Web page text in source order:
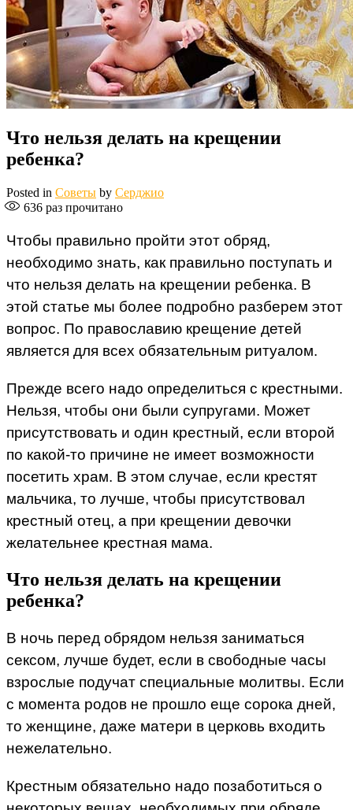
Что нельзя делать на крещении
ребенка?
Posted in Советы by Серджио
636 раз прочитано
Чтобы правильно пройти этот обряд,
необходимо знать, как правильно поступать и
что нельзя делать на крещении ребенка. В
этой статье мы более подробно разберем этот
вопрос. По православию крещение детей
является для всех обязательным ритуалом.
Прежде всего надо определиться с крестными.
Нельзя, чтобы они были супругами. Может
присутствовать и один крестный, если второй
по какой-то причине не имеет возможности
посетить храм. В этом случае, если крестят
мальчика, то лучше, чтобы присутствовал
крестный отец, а при крещении девочки
желательнее крестная мама.
Что нельзя делать на крещении
ребенка?
В ночь перед обрядом нельзя заниматься
сексом, лучше будет, если в свободные часы
взрослые подучат специальные молитвы. Если
с момента родов не прошло еще сорока дней,
то женщине, даже матери в церковь входить
нежелательно.
Крестным обязательно надо позаботиться о